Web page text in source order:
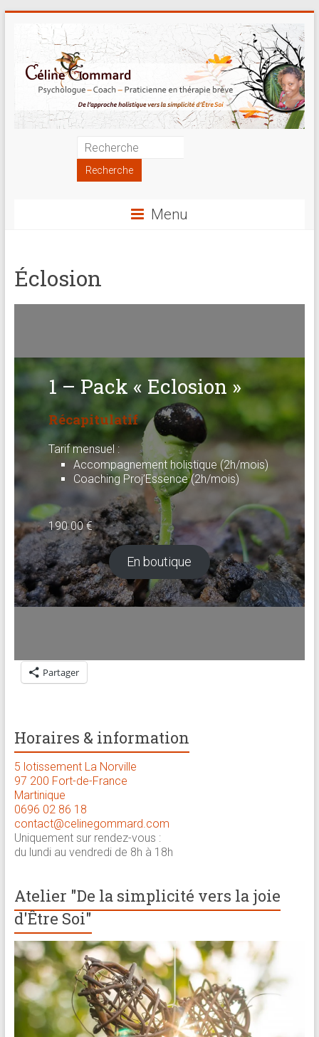
content
Psychologue
Praticienne
en
thérapie
Approche
holistique
psychologue,
coach
en
thérapie
brève
Menu
Éclosion
1 – Pack « Eclosion »
Récapitulatif
Tarif mensuel :
Accompagnement holistique (2h/mois)
Coaching Proj’Essence (2h/mois)
190.00€
En boutique
Partager
Horaires & information
5 lotissement La Norville
97 200 Fort-de-France
Martinique
0696 02 86 18
contact@celinegommard.com
Uniquement sur rendez-vous :
du lundi au vendredi de 8h à 18h
Atelier "De la simplicité vers la joie
d'Être Soi"